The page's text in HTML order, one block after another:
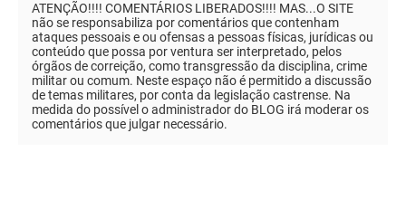
ATENÇÃO!!!! COMENTÁRIOS LIBERADOS!!!! MAS...O SITE
não se responsabiliza por comentários que contenham
ataques pessoais e ou ofensas a pessoas físicas, jurídicas ou
conteúdo que possa por ventura ser interpretado, pelos
órgãos de correição, como transgressão da disciplina, crime
militar ou comum. Neste espaço não é permitido a discussão
de temas militares, por conta da legislação castrense. Na
medida do possível o administrador do BLOG irá moderar os
comentários que julgar necessário.